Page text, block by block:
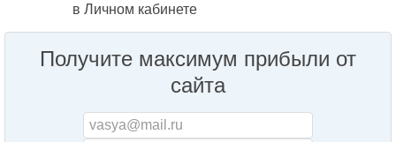
в Личном кабинете
Получите максимум прибыли от
сайта